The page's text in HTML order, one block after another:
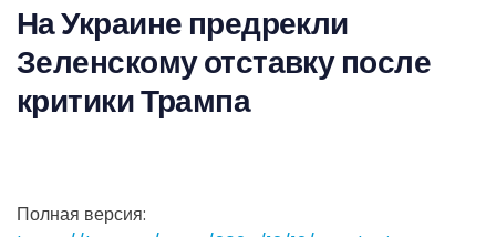
На Украине предрекли
Зеленскому отставку после
критики Трампа
Полная версия: